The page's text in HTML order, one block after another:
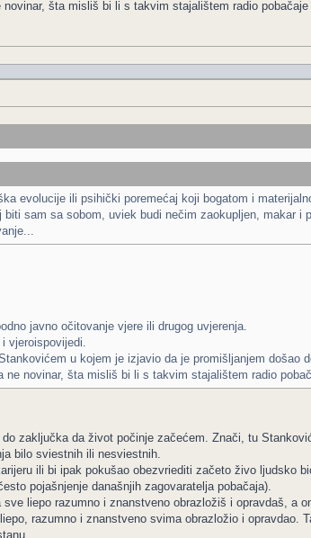
šta misliš bi li s takvim stajalištem radio
evolucije ili psihički poremećaj koji bogatom i
sam sa sobom, uviek budi nečim zaokupljen, makar
javno očitovanje vjere ili drugog uvjerenja.
vjeroispovijedi.
u kojem je izjavio da je promišljanjem
ne novinar, šta misliš bi li s takvim stajalištem radio
zaključka da život počinje začećem. Znači, tu
bilo sviestnih ili nesviestnih.
ili bi ipak pokušao obezvriediti začeto živo ljudsko
pojašnjenje današnjih zagovaratelja pobačaja).
liepo razumno i znanstveno obrazložiš i opravdaš, a
razumno i znanstveno svima obrazložio i opravdao.